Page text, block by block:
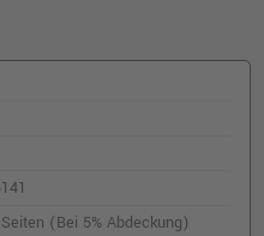
(C13T24254012) ·
(Bei 5% Abdeckung)